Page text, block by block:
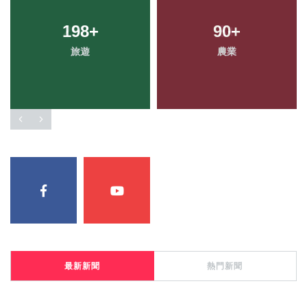
198+
旅遊
90+
農業
最新新聞 熱門新聞